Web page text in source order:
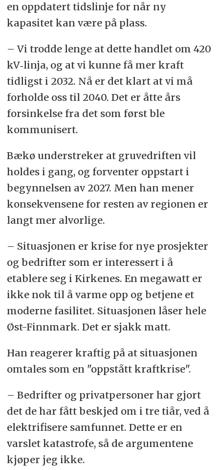
en oppdatert tidslinje for når ny
kapasitet kan være på plass.
– Vi trodde lenge at dette handlet om 420
kV‑linja, og at vi kunne få mer kraft
tidligst i 2032. Nå er det klart at vi må
forholde oss til 2040. Det er åtte års
forsinkelse fra det som først ble
kommunisert.
Bækø understreker at gruvedriften vil
holdes i gang, og forventer oppstart i
begynnelsen av 2027. Men han mener
konsekvensene for resten av regionen er
langt mer alvorlige.
– Situasjonen er krise for nye prosjekter
og bedrifter som er interessert i å
etablere seg i Kirkenes. En megawatt er
ikke nok til å varme opp og betjene et
moderne fasilitet. Situasjonen låser hele
Øst-Finnmark. Det er sjakk matt.
Han reagerer kraftig på at situasjonen
omtales som en "oppstått kraftkrise".
– Bedrifter og privatpersoner har gjort
det de har fått beskjed om i tre tiår, ved å
elektrifisere samfunnet. Dette er en
varslet katastrofe, så de argumentene
kjøper jeg ikke.